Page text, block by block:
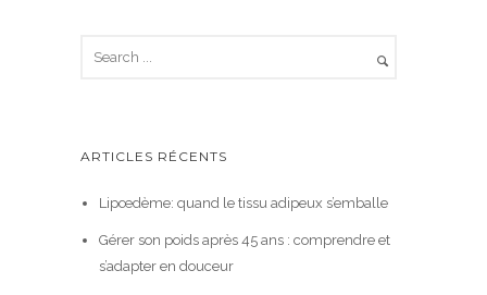
ARTICLES RÉCENTS
Lipœdème: quand le tissu adipeux s’emballe
Gérer son poids après 45 ans : comprendre et
s’adapter en douceur